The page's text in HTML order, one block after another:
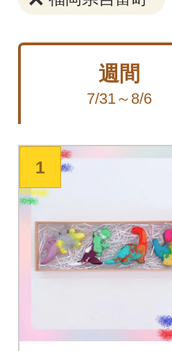
週間
7/31～8/6
1